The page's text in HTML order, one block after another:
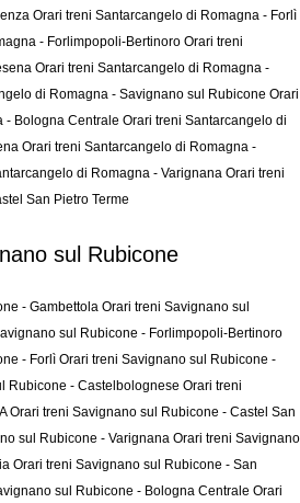
Orari treni Santarcangelo di Romagna - Forlì
- Forlimpopoli-Bertinoro Orari treni
Orari treni Santarcangelo di Romagna -
di Romagna - Savignano sul Rubicone Orari
- Bologna Centrale Orari treni Santarcangelo di
Orari treni Santarcangelo di Romagna -
di Romagna - Varignana Orari treni
San Pietro Terme
sul Rubicone
- Gambettola Orari treni Savignano sul
sul Rubicone - Forlimpopoli-Bertinoro
- Forlì Orari treni Savignano sul Rubicone -
Rubicone - Castelbolognese Orari treni
Orari treni Savignano sul Rubicone - Castel San
sul Rubicone - Varignana Orari treni Savignano
Orari treni Savignano sul Rubicone - San
sul Rubicone - Bologna Centrale Orari